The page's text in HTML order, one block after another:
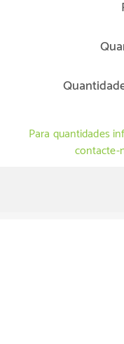
Para quantidades
contacte-